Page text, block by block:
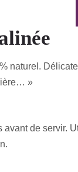
naturel.
»
de servir.